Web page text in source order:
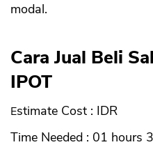
modal.
Cara Jual Beli
IPOT
Estimate Cost : IDR
Time Needed : 01 hours